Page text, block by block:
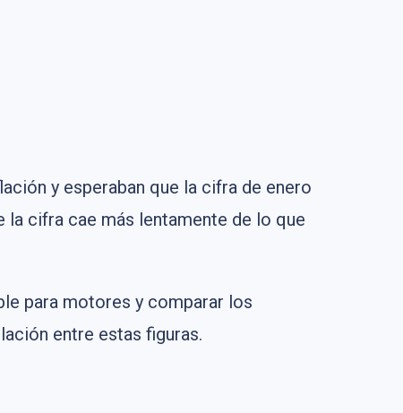
y esperaban que la cifra de enero
la cifra cae más lentamente de lo que
para motores y comparar los
entre estas figuras.